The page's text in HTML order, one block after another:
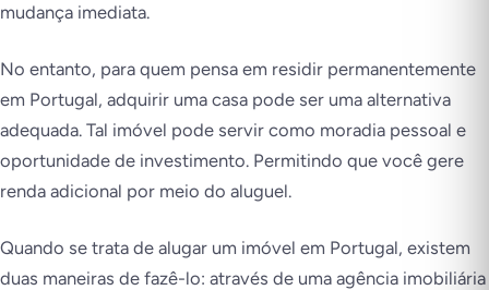
mudança imediata.
No entanto, para quem pensa em residir permanentemente
em Portugal, adquirir uma casa pode ser uma alternativa
adequada. Tal imóvel pode servir como moradia pessoal e
oportunidade de investimento. Permitindo que você gere
renda adicional por meio do aluguel.
Quando se trata de alugar um imóvel em Portugal, existem
duas maneiras de fazê-lo: através de uma agência imobiliária